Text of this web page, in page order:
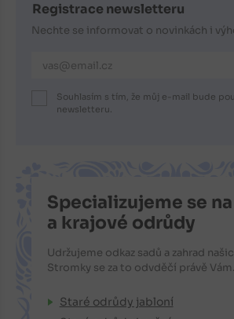
Registrace newsletteru
Nechte se informovat o novinkách i
E-mailová adresa
Souhlasím s tím, že můj e-mail bude
newsletteru.
Specializujeme se
a krajové odrůdy
Udržujeme odkaz sadů a zahrad
Stromky se za to odvděčí právě Vám.
Staré odrůdy jabloní